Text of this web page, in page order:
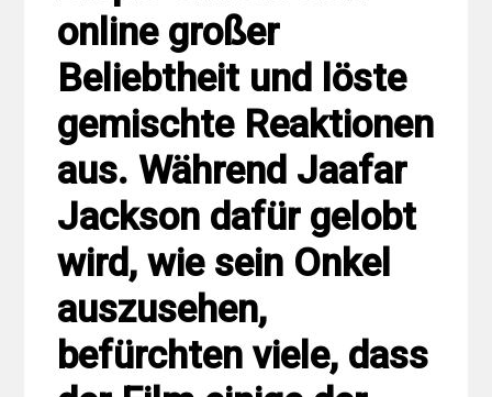
online großer
Beliebtheit und löste
gemischte Reaktionen
aus. Während Jaafar
Jackson dafür gelobt
wird, wie sein Onkel
auszusehen,
befürchten viele, dass